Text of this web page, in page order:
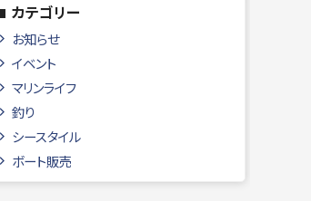
カテゴリー
お知らせ
イベント
マリンライフ
釣り
シースタイル
ボート販売